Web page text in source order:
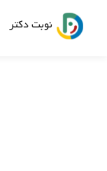
نوبت دکتر